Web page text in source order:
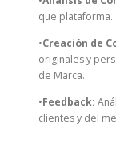
que plataforma.
•Creación de
originales y
de Marca.
•Feedback:
clientes y del